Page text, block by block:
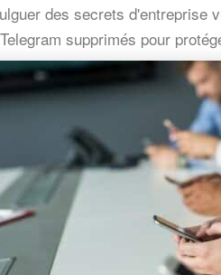
des secrets d'entreprise
supprimés pour